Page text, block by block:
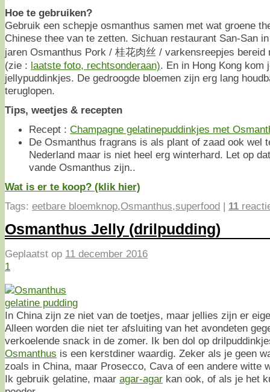
Hoe te gebruiken?
Gebruik een schepje osmanthus samen met wat groene
Chinese thee van te zetten. Sichuan restaurant San-San
jaren Osmanthus Pork / 桂花肉丝 / varkensreepjes bereid
(zie : laatste foto, rechtsonderaan). En in Hong Kong kom
jellypuddinkjes. De gedroogde bloemen zijn erg lang
teruglopen.
Tips, weetjes & recepten
Recept : Champagne gelatinepuddinkjes met
De Osmanthus fragrans is als plant of zaad ook wel
Nederland maar is niet heel erg winterhard. Let op
vande Osmanthus zijn..
Wat is er te koop? (klik hier)
Tags: eetbare bloemknop,Osmanthus,superfood | 11
Osmanthus Jelly (drilpudding)
Geplaatst op 11 december 2016
1
In China zijn ze niet van de toetjes, maar jellies zijn er
Alleen worden die niet ter afsluiting van het avondeten
verkoelende snack in de zomer. Ik ben dol op
Osmanthus is een kerstdiner waardig. Zeker als je geen
zoals in China, maar Prosecco, Cava of een andere witte
Ik gebruik gelatine, maar agar-agar kan ook, of als je het